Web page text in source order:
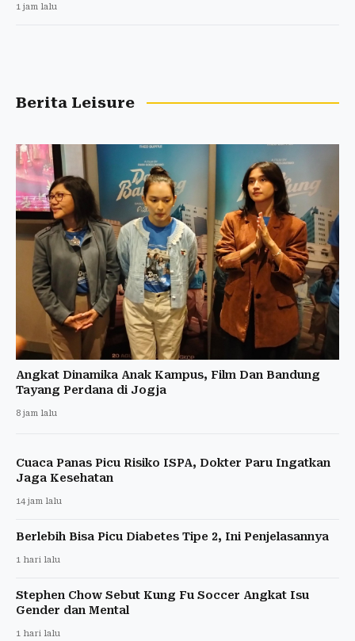
1 jam lalu
Berita Leisure
Angkat Dinamika Anak Kampus, Film Dan Bandung
Tayang Perdana di Jogja
8 jam lalu
Cuaca Panas Picu Risiko ISPA, Dokter Paru Ingatkan
Jaga Kesehatan
14 jam lalu
Berlebih Bisa Picu Diabetes Tipe 2, Ini Penjelasannya
1 hari lalu
Stephen Chow Sebut Kung Fu Soccer Angkat Isu
Gender dan Mental
1 hari lalu